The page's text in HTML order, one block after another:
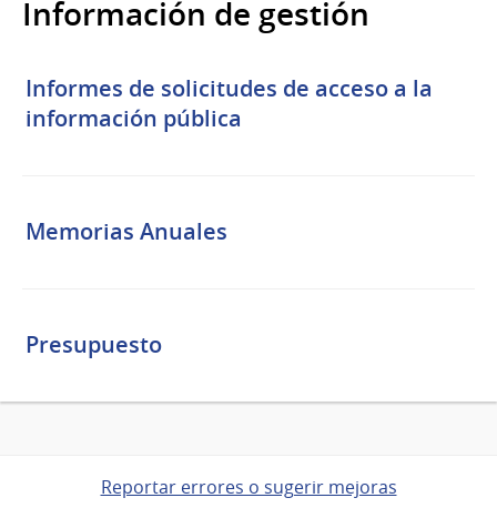
Información de gestión
Informes de solicitudes de acceso a la
información pública
Memorias Anuales
Presupuesto
Reportar errores o sugerir mejoras